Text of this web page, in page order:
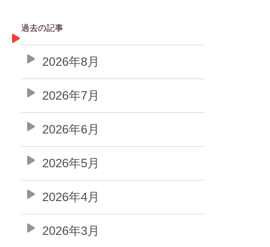
過去の記事
2026年8月
2026年7月
2026年6月
2026年5月
2026年4月
2026年3月